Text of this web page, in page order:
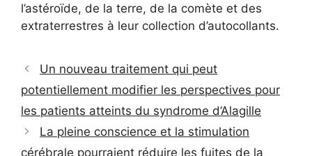
l’astéroïde, de la terre, de la comète et des
extraterrestres à leur collection d’autocollants.
Un nouveau traitement qui peut
potentiellement modifier les perspectives pour
les patients atteints du syndrome d’Alagille
La pleine conscience et la stimulation
cérébrale pourraient réduire les fuites de la